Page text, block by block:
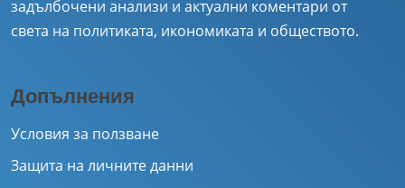
задълбочени анализи и актуални коментари от
света на политиката, икономиката и обществото.
Допълнения
Условия за ползване
Защита на личните данни